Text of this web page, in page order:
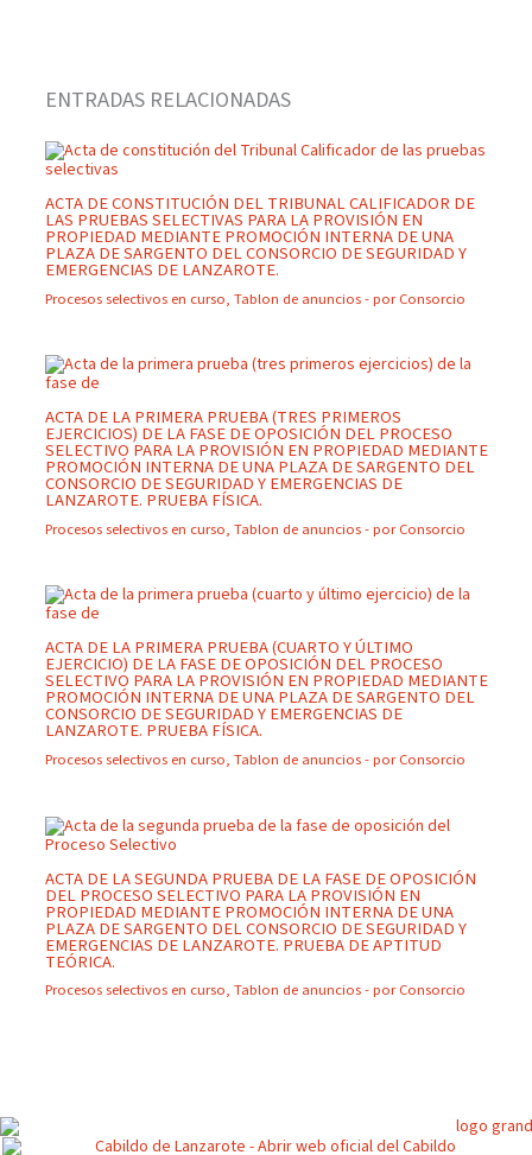
ENTRADAS RELACIONADAS
ACTA DE CONSTITUCIÓN DEL TRIBUNAL CALIFICADOR DE
LAS PRUEBAS SELECTIVAS PARA LA PROVISIÓN EN
PROPIEDAD MEDIANTE PROMOCIÓN INTERNA DE UNA
PLAZA DE SARGENTO DEL CONSORCIO DE SEGURIDAD Y
EMERGENCIAS DE LANZAROTE.
Procesos selectivos en curso, Tablon de anuncios- por Consorcio
ACTA DE LA PRIMERA PRUEBA (TRES PRIMEROS
EJERCICIOS) DE LA FASE DE OPOSICIÓN DEL PROCESO
SELECTIVO PARA LA PROVISIÓN EN PROPIEDAD MEDIANTE
PROMOCIÓN INTERNA DE UNA PLAZA DE SARGENTO DEL
CONSORCIO DE SEGURIDAD Y EMERGENCIAS DE
LANZAROTE. PRUEBA FÍSICA.
Procesos selectivos en curso, Tablon de anuncios- por Consorcio
ACTA DE LA PRIMERA PRUEBA (CUARTO Y ÚLTIMO
EJERCICIO) DE LA FASE DE OPOSICIÓN DEL PROCESO
SELECTIVO PARA LA PROVISIÓN EN PROPIEDAD MEDIANTE
PROMOCIÓN INTERNA DE UNA PLAZA DE SARGENTO DEL
CONSORCIO DE SEGURIDAD Y EMERGENCIAS DE
LANZAROTE. PRUEBA FÍSICA.
Procesos selectivos en curso, Tablon de anuncios- por Consorcio
ACTA DE LA SEGUNDA PRUEBA DE LA FASE DE OPOSICIÓN
DEL PROCESO SELECTIVO PARA LA PROVISIÓN EN
PROPIEDAD MEDIANTE PROMOCIÓN INTERNA DE UNA
PLAZA DE SARGENTO DEL CONSORCIO DE SEGURIDAD Y
EMERGENCIAS DE LANZAROTE. PRUEBA DE APTITUD
TEÓRICA.
Procesos selectivos en curso, Tablon de anuncios- por Consorcio